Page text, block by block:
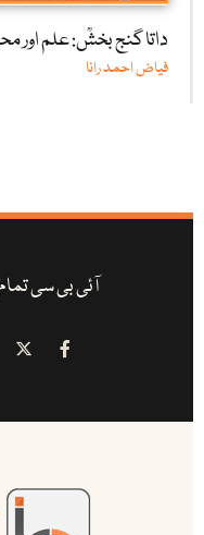
داتا گنج بخشؒ: علم اور
فیاض احمد رانا
آئی بی سی